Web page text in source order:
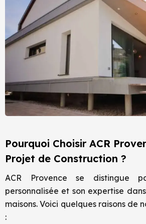
Pourquoi Choisir ACR
Projet de Construction ?
ACR Provence se distingue
personnalisée et son expertise
maisons. Voici quelques raisons de
: